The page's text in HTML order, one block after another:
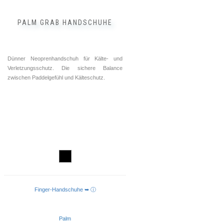
PALM GRAB HANDSCHUHE
Dünner Neoprenhandschuh für Kälte- und
Verletzungsschutz. Die sichere Balance
zwischen Paddelgefühl und Kälteschutz.
AUSFÜHRUNG WÄHLEN
Finger-Handschuhe ➥ ⓘ
Palm